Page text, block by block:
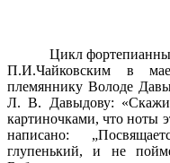
Цикл
П.И.Чайковским в
племяннику Володе
Л. В. Давыдову: «Скажи
картиночками, что ноты
написано:
глупенький, и не